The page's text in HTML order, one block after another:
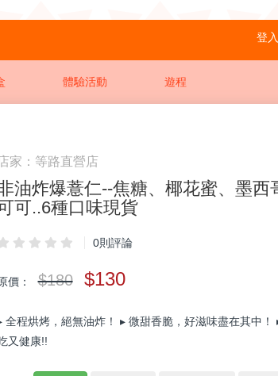
登入
體驗活動 遊程
家：等路直營店
油炸爆薏仁--焦糖、椰花蜜、墨西
可..6種口味現貨
0則評論
價： $180 $130
全程烘烤，絕無油炸！ ▸ 微甜香脆，好滋味盡在其中
又健康!!